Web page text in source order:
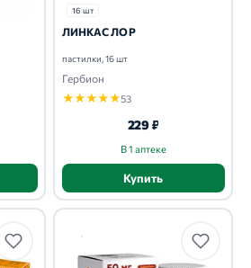
16 шт
ЛИНКАС ЛОР
пастилки, 16 шт
Гербион
★★★★★53
229 ₽
В 1 аптеке
Купить